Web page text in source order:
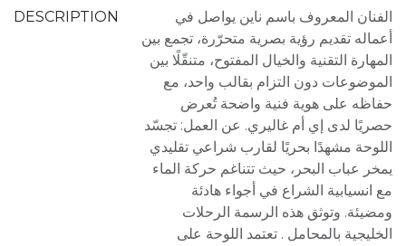
DESCRIPTION
الفنان المعروف باسم ناين يواصل في
أعماله تقديم رؤية بصرية متحرّرة، تجمع بين
المهارة التقنية والخيال المفتوح، متنقّلًا بين
الموضوعات دون التزام بقالب واحد، مع
حفاظه على هوية فنية واضحة تُعرض
حصريًا لدى إي أم غاليري. عن العمل: تجسّد
اللوحة مشهدًا بحريًا لقارب شراعي تقليدي
يمخر عباب البحر، حيث تتناغم حركة الماء
مع انسيابية الشراع في أجواء هادئة
ومضيئة. وتوثق هذه الرسمة الرحلات
الخليجية بالمحامل . تعتمد اللوحة على